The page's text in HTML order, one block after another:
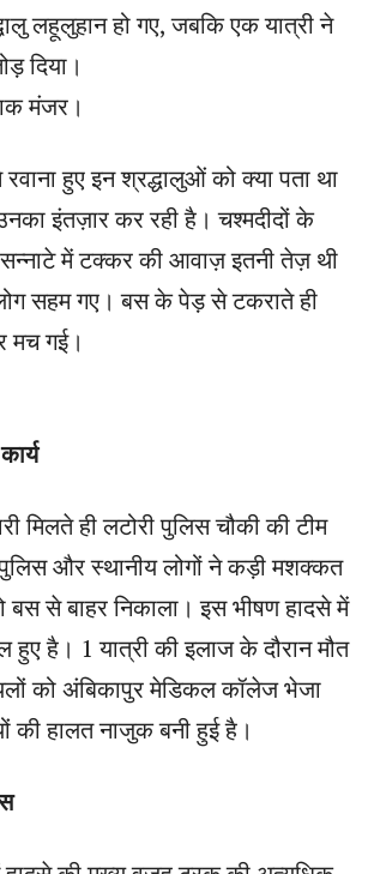
लहूलुहान हो गए, जबकि एक यात्री ने
दिया।
मंजर।
हुए इन श्रद्धालुओं को क्या पता था
इंतज़ार कर रही है। चश्मदीदों के
में टक्कर की आवाज़ इतनी तेज़ थी
सहम गए। बस के पेड़ से टकराते ही
मच गई।
मिलते ही लटोरी पुलिस चौकी की टीम
और स्थानीय लोगों ने कड़ी मशक्कत
बस से बाहर निकाला। इस भीषण हादसे में
हुए है। 1 यात्री की इलाज के दौरान मौत
को अंबिकापुर मेडिकल कॉलेज भेजा
की हालत नाजुक बनी हुई है।